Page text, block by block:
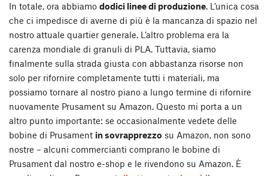
In totale, ora abbiamo dodici linee di produzione . L’unica cosa
che ci impedisce di averne di più è la mancanza di spazio nel
nostro attuale quartier generale. L’altro problema era la
carenza mondiale di granuli di PLA. Tuttavia, siamo
finalmente sulla strada giusta con abbastanza risorse non
solo per rifornire completamente tutti i materiali, ma
possiamo tornare al nostro piano a lungo termine di rifornire
nuovamente Prusament su Amazon. Questo mi porta a un
altro punto importante: se occasionalmente vedete delle
bobine di Prusament in sovrapprezzo su Amazon, non sono
nostre – alcuni commercianti comprano le bobine di
Prusament dal nostro e-shop e le rivendono su Amazon. È